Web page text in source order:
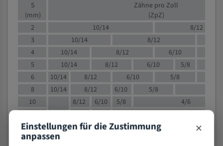
S
(mm)
Zähne pro Zoll
(ZpZ)
2
10/14
8/12
3
10/14 8/12
4
10/14 8/12 6/10
5
10/14 8/12 6/10
5/8
6
10/14 8/12 6/10
5/8
8
10/14 8/12 6/10 5/8
10
8/12 6/10 5/8
4/6
15
8/12 6/10
4/5
20
Einstellungen für die Zustimmung
anpassen ×